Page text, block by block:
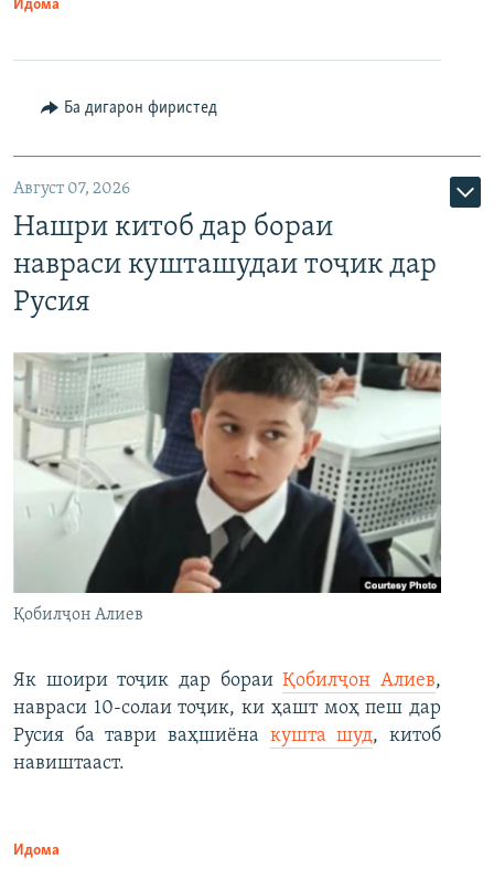
Идома
Ба дигарон фиристед
Август 07, 2026
Нашри китоб дар бораи
навраси кушташудаи тоҷик дар
Русия
Қобилҷон Алиев
Як шоири тоҷик дар бораиҚобилҷон Алиев,
навраси 10-солаи тоҷик, ки ҳашт моҳ пеш дар
Русия ба таври ваҳшиёна кушта шуд, китоб
навиштааст.
Идома